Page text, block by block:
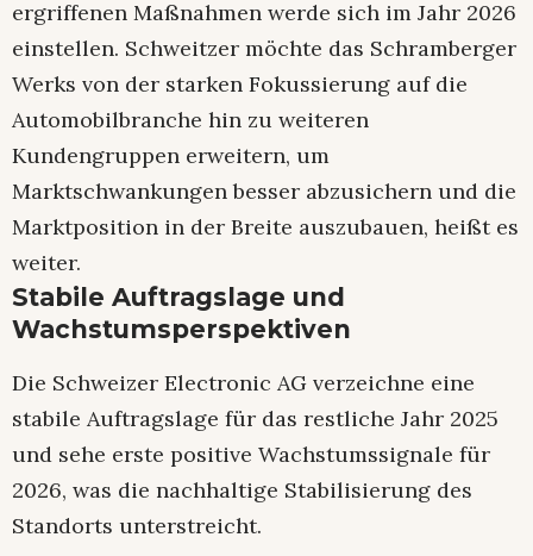
ergriffenen Maßnahmen werde sich im Jahr 2026
einstellen. Schweitzer möchte das Schramberger
Werks von der starken Fokussierung auf die
Automobilbranche hin zu weiteren
Kundengruppen erweitern, um
Marktschwankungen besser abzusichern und die
Marktposition in der Breite auszubauen, heißt es
weiter.
Stabile Auftragslage und
Wachstumsperspektiven
Die Schweizer Electronic AG verzeichne eine
stabile Auftragslage für das restliche Jahr 2025
und sehe erste positive Wachstumssignale für
2026, was die nachhaltige Stabilisierung des
Standorts unterstreicht.